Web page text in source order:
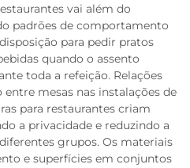
vai além do
padrões de comportamento
para pedir pratos
quando o assento
toda a refeição. Relações
mesas nas instalações de
para restaurantes criam
a privacidade e reduzindo a
grupos. Os materiais
e superfícies em conjuntos